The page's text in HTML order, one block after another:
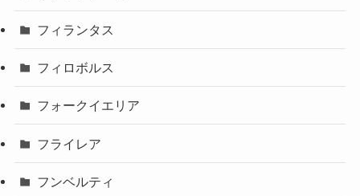
フィランタス
フィロボルス
フォークイエリア
フライレア
フンベルティ